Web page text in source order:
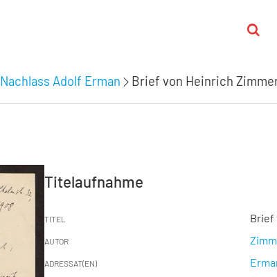
Nachlass Adolf Erman Brief von Heinrich
Titelaufnahme
TITEL Brief
AUTOR
ADRESSAT(EN)